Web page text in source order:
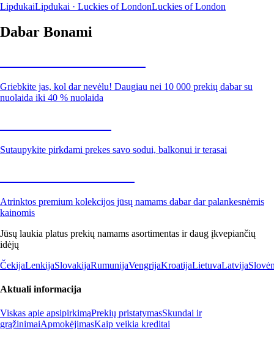
LipdukaiLipdukai · Luckies of LondonLuckies of London
Dabar Bonami
Griebkite jas, kol dar nevėlu! Daugiau nei 10 000 prekių dabar su
nuolaida iki 40 % nuolaida
Sutaupykite pirkdami prekes savo sodui, balkonui ir terasai
Atrinktos premium kolekcijos jūsų namams dabar dar palankesnėmis
kainomis
Jūsų laukia platus prekių namams asortimentas ir daug įkvepiančių
idėjų
ČekijaLenkijaSlovakijaRumunijaVengrijaKroatijaLietuvaLatvija
Aktuali informacija
Viskas apie apsipirkimąPrekių pristatymasSkundai ir
grąžinimaiApmokėjimasKaip veikia kreditai